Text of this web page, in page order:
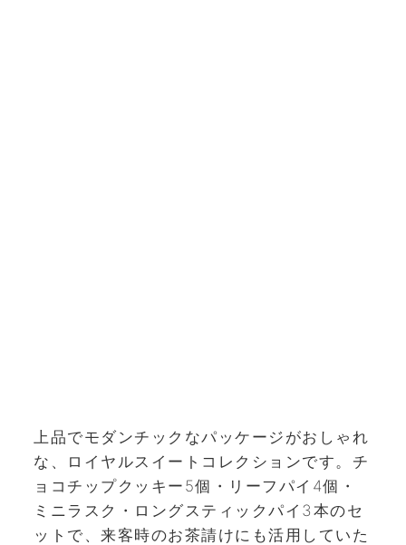
上品でモダンチックなパッケージがおしゃれ
な、ロイヤルスイートコレクションです。チ
ョコチップクッキー5個・リーフパイ4個・
ミニラスク・ロングスティックパイ3本のセ
ットで、来客時のお茶請けにも活用していた